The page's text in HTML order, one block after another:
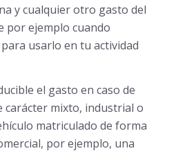
y cualquier otro gasto del
por ejemplo cuando
usarlo en tu actividad
el gasto en caso de
carácter mixto, industrial o
matriculado de forma
por ejemplo, una